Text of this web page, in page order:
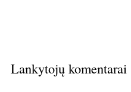
Lankytojų komentarai